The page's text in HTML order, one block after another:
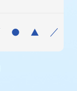
● ▲ ／